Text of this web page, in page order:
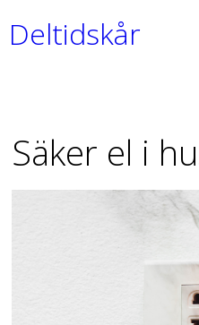
Deltidskår
Säker el i